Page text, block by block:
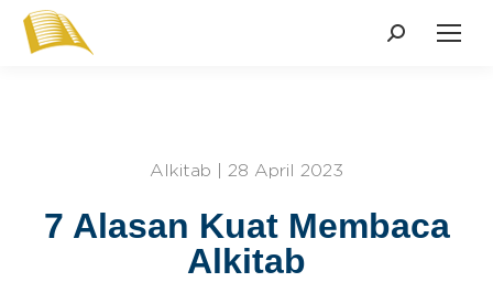
Alkitab | 28 April 2023
7 Alasan Kuat Membaca
Alkitab